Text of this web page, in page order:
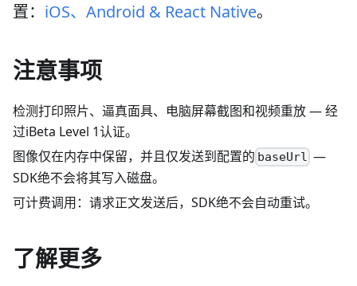
置： iOS、Android & React Native。
注意事项
检测打印照片、逼真面具、电脑屏幕截图和视频重放 — 经
过iBeta Level 1认证。
图像仅在内存中保留，并且仅发送到配置的 baseUrl —
SDK绝不会将其写入磁盘。
可计费调用：请求正文发送后，SDK绝不会自动重试。
了解更多